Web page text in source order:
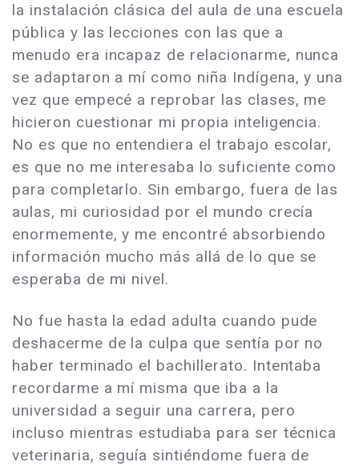
la instalación clásica del aula de una escuela
pública y las lecciones con las que a
menudo era incapaz de relacionarme, nunca
se adaptaron a mí como niña Indígena, y una
vez que empecé a reprobar las clases, me
hicieron cuestionar mi propia inteligencia.
No es que no entendiera el trabajo escolar,
es que no me interesaba lo suficiente como
para completarlo. Sin embargo, fuera de las
aulas, mi curiosidad por el mundo crecía
enormemente, y me encontré absorbiendo
información mucho más allá de lo que se
esperaba de mi nivel.
No fue hasta la edad adulta cuando pude
deshacerme de la culpa que sentía por no
haber terminado el bachillerato. Intentaba
recordarme a mí misma que iba a la
universidad a seguir una carrera, pero
incluso mientras estudiaba para ser técnica
veterinaria, seguía sintiéndome fuera de